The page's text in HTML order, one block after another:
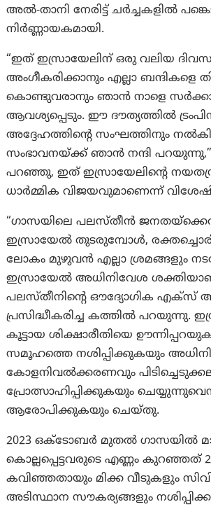
അൽ-താനി നേരിട്ട് ചർച്ചകളിൽ
നിര്‍ണ്ണായകമായി.
“ഇത് ഇസ്രായേലിന് ഒരു വലിയ
അംഗീകരിക്കാനും എല്ലാ ബന്ദികളെ
കൊണ്ടുവരാനും ഞാൻ നാളെ
ആവശ്യപ്പെടും. ഈ ദൗത്യത്തിൽ
അദ്ദേഹത്തിന്റെ സംഘത്തിനും
സംഭാവനയ്ക്ക് ഞാൻ നന്ദി
പറഞ്ഞു, ഇത് ഇസ്രായേലിന്റെ
ധാർമ്മിക വിജയവുമാണെന്ന്
“ഗാസയിലെ പലസ്തീൻ
ഇസ്രായേൽ തുടരുമ്പോൾ,
ലോകം മുഴുവൻ എല്ലാ ശ്രമങ്ങളും
ഇസ്രായേൽ അധിനിവേശ
പലസ്തീനിന്റെ ഔദ്യോഗിക എക്സ്
പ്രസിദ്ധീകരിച്ച കത്തിൽ പറയുന്നു.
കൂട്ടായ ശിക്ഷാരീതിയെ
സമൂഹത്തെ നശിപ്പിക്കുകയും
കോളനിവൽക്കരണവും
പ്രോത്സാഹിപ്പിക്കുകയും
ആരോപിക്കുകയും ചെയ്തു.
2023 ഒക്ടോബർ മുതൽ ഗാസയിൽ
കൊല്ലപ്പെട്ടവരുടെ എണ്ണം കുറഞ്ഞത്
കവിഞ്ഞതായും മിക്ക വീടുകളും
അടിസ്ഥാന സൗകര്യങ്ങളും